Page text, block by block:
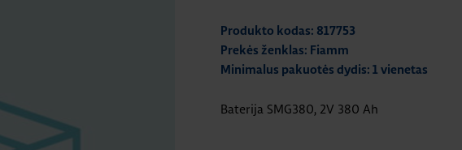
Produkto kodas: 817753
Prekės ženklas: Fiamm
Minimalus pakuotės dydis: 1 vienetas
Baterija SMG380, 2V 380 Ah